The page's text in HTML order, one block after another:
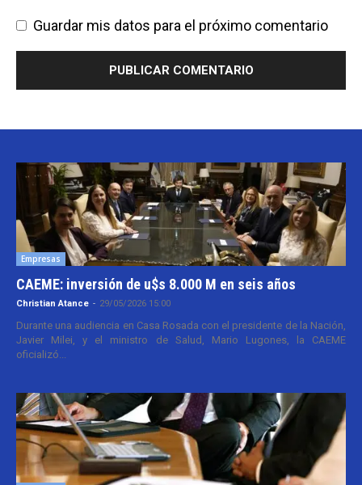
Guardar mis datos para el próximo comentario
Empresas
CAEME: inversión de u$s 8.000 M en seis años
Christian Atance - 29/05/2026 15:00
Durante una audiencia en Casa Rosada con el presidente de la Nación,
Javier Milei, y el ministro de Salud, Mario Lugones, la CAEME
oficializó...